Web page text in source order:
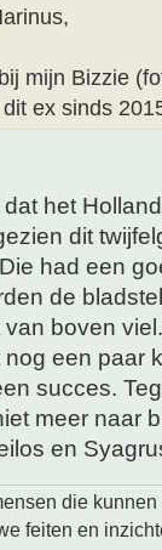
mijn Bizzie
ex sinds
het
dit
had een
de
van boven
nog een paar
succes.
meer naar
en
die
feiten en